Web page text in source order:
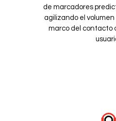
de marcadores
agilizando el volumen
marco del contacto